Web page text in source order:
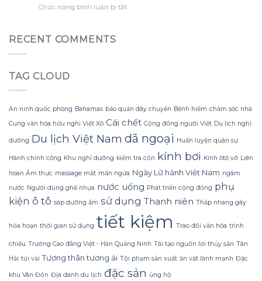
sớm
lồ
hình
dáng?
dụng
không
phí
tiền?
Chức năng bình luận bị tắtở
Quyết
dụng
Sữa
Tắm
Gừng
Konus
RECENT COMMENTS
TAG CLOUD
An ninh quốc phòng Bahamas bảo quản dây chuyền Bệnh hiếm chăm sóc nhà
Cung văn hóa hữu nghị Việt Xô Cái chết Cộng đồng người Việt Du lịch nghỉ
dưỡng Du lịch Việt Nam dã ngoại Huấn luyện quân sự
Hành chính công Khu nghỉ dưỡng kiểm tra cồn kính bơi Kính ôtô vỡ Liên
hoan Ẩm thực massage mắt mẩn ngứa Ngày Lữ hành Việt Nam ngâm
nước Người dùng ghế nhựa nước uống Phát triển cộng đồng phụ
kiện ô tô sáp dưỡng ẩm sử dụng Thanh niên Thắp nhang gây
hỏa hoạn thời gian sử dụng tiết kiệm Trao đổi văn hóa trình
chiếu Trường Cao đẳng Việt - Hàn Quảng Ninh Tái tạo nguồn lợi thủy sản Tân
Hải túi vải Tương thân tương ái Tội phạm sản xuất ăn vặt lành mạnh Đặc
khu Vân Đồn Địa danh du lịch đặc sản ủng hộ